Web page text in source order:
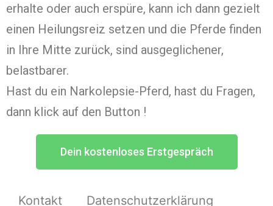
erhalte oder auch erspüre, kann ich dann gezielt
einen Heilungsreiz setzen und die Pferde finden
in Ihre Mitte zurück, sind ausgeglichener,
belastbarer.
Hast du ein Narkolepsie-Pferd, hast du Fragen,
dann klick auf den Button !
Dein kostenloses Erstgespräch
Kontakt Datenschutzerklärung